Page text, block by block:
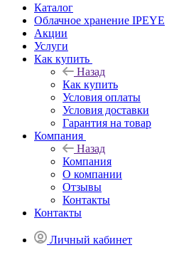
Каталог
Облачное хранение IPEYE
Акции
Услуги
Как купить
Назад
Как купить
Условия оплаты
Условия доставки
Гарантия на товар
Компания
Назад
Компания
О компании
Отзывы
Контакты
Контакты
Личный кабинет